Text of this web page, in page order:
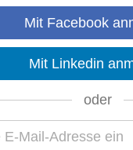
• Vielfältige
Hotels mit hoteleigener...
Mit Facebook
Mit Linkedin
oder